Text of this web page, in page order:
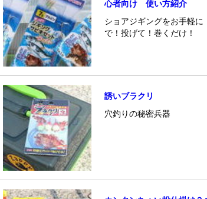
心者向け 使い方紹介
ショアジギングをお手軽に
で！投げて！巻くだけ！
誘いブラクリ
穴釣りの秘密兵器